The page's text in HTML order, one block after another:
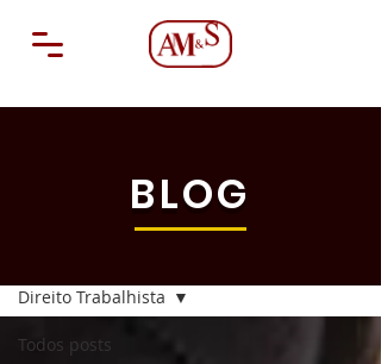
Todos posts
Direito Trabalhista
BLOG